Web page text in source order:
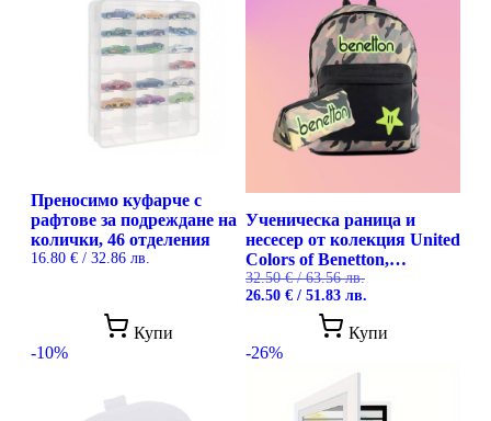
Преносимо куфарче с
рафтове за подреждане на
колички, 46 отделения
16.80 € / 32.86 лв.
Купи
Ученическа раница и
несесер от колекция United
Colors of Benetton,
Camouflage
32.50€/ 63.56 лв.
Original
32.50 €
26.50 € / 51.83 лв.
е:
Купи
-10%
-26%